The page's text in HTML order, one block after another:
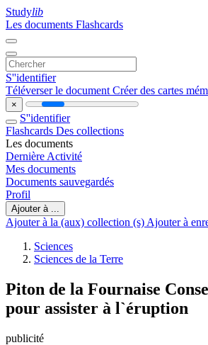
Studylib
Les documents Flashcards
S''identifier
Téléverser le document Créer des cartes
×
S''identifier
Flashcards Des collections
Les documents
Dernière Activité
Mes documents
Documents sauvegardés
Profil
Ajouter à ...
Ajouter à la (aux) collection (s) Ajouter à
Sciences
Sciences de la Terre
Piton de la Fournaise
pour assister à l`éruption
publicité